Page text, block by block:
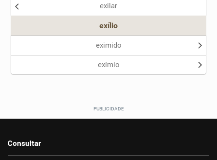
exilar
exílio
eximido
exímio
Consultar